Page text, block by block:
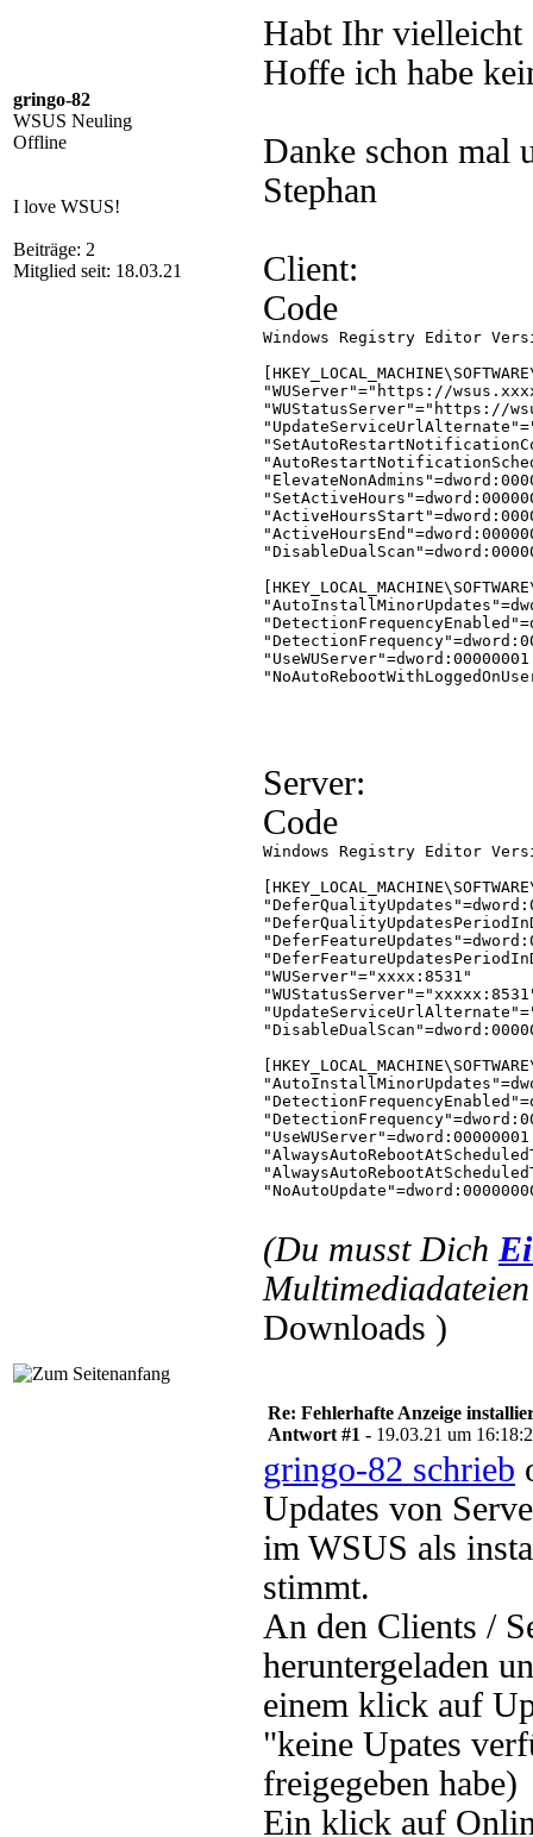
gringo-82
WSUS Neuling
Offline
I love WSUS!
Beiträge: 2
Mitglied seit: 18.03.21
Habt Ihr vielleicht
Hoffe ich habe
Danke schon mal
Stephan
Client:
Code
Windows Registry Editor
"WUServer"="https://
"WUStatusServer"="https://
"UseWUServer"=dword:00000001
Server:
Code
Windows Registry Editor
"WUServer"="xxxx:8531"
"UseWUServer"=dword:00000001
(Du musst Dich
Downloads )
Re: Fehlerhafte Anzeige
Antwort #1 - 19.03.21 um
gringo-82 schrieb
Updates von
im WSUS als
stimmt.
An den Clients /
heruntergeladen
einem klick auf
"keine Upates
freigegeben habe)
Ein klick auf